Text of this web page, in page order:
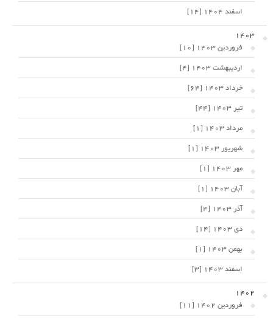
اسفند 1404 [14]
1403
فروردین 1403 [10]
اردیبهشت 1403 [4]
خرداد 1403 [64]
تیر 1403 [44]
مرداد 1403 [1]
شهریور 1403 [1]
مهر 1403 [1]
آبان 1403 [1]
آذر 1403 [4]
دی 1403 [14]
بهمن 1403 [1]
اسفند 1403 [3]
1402
فروردین 1402 [11]